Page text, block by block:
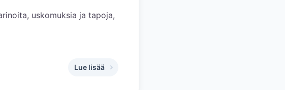
uskomuksia ja tapoja,
Lue lisää
,9 faktaa vihkisormuksista, minkä jälkeen oma sormuksesi